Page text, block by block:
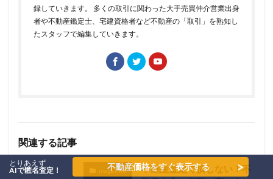
録していきます。 多くの取引に関わった大手売買仲介営業出身
者や不動産鑑定士、宅建資格者など不動産の「取引」を熟知し
たスタッフで編集していきます。
関連する記事
magazine
不動産査定で損しない！不
とりあえず
AIで匿名査定！
不動産価格をすぐ表示する >